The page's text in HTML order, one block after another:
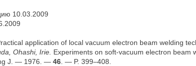
10.03.2009
application of local vacuum electron beam welding
Ohashi, Irie. Experiments on soft-vacuum electron
J. — 1976. — 46 . — P. 399–408.